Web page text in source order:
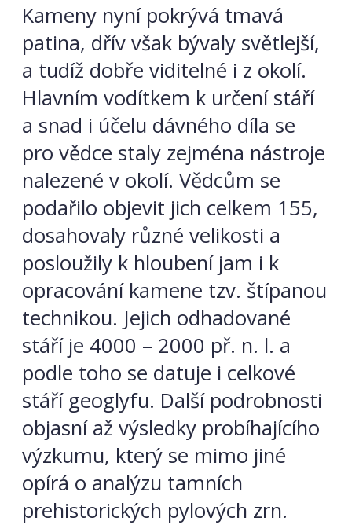
Kameny nyní pokrývá tmavá
patina, dřív však bývaly světlejší,
a tudíž dobře viditelné i z okolí.
Hlavním vodítkem k určení stáří
a snad i účelu dávného díla se
pro vědce staly zejména nástroje
nalezené v okolí. Vědcům se
podařilo objevit jich celkem 155,
dosahovaly různé velikosti a
posloužily k hloubení jam i k
opracování kamene tzv. štípanou
technikou. Jejich odhadované
stáří je 4000 – 2000 př. n. l. a
podle toho se datuje i celkové
stáří geoglyfu. Další podrobnosti
objasní až výsledky probíhajícího
výzkumu, který se mimo jiné
opírá o analýzu tamních
prehistorických pylových zrn.